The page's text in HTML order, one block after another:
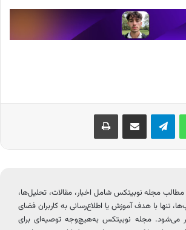
واتس آپ تلگرام اشتراک گذاری از طریق ایمیل چاپ
مطالب مجله نوبیتکس شامل اخبار، مقالات، تحلیل‌ها،
تنها با هدف آموزش یا اطلاع‌رسانی به کاربران فضای
می‌شود. مجله نوبیتکس به‌هیچ‌وجه توصیه‌ای برای